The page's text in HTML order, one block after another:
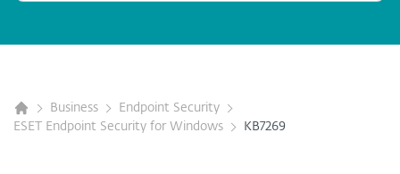
Business
Endpoint Security
ESET Endpoint Security for Windows
KB7269